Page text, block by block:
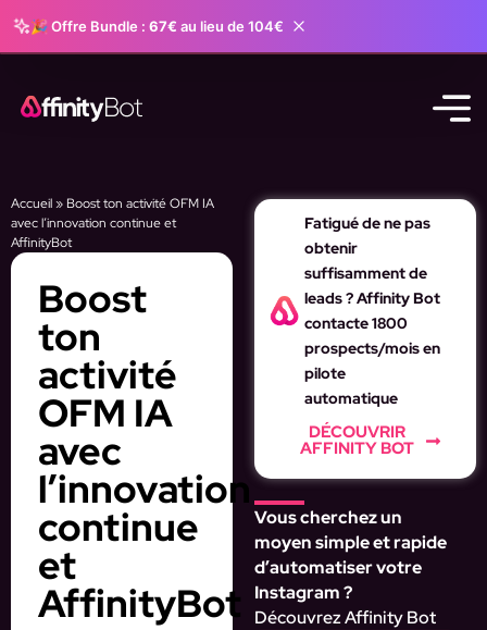
🎉 Offre Bundle : 67€ au lieu de 104€
Accueil» Boost ton activité OFM IA
avec l’innovation continue et
AffinityBot
Boost
ton
activité
OFM IA
avec
l’innovation
continue
et
AffinityBot
Fatigué de ne pas
obtenir
suffisamment de
leads ? Affinity Bot
contacte 1800
prospects/mois en
pilote
automatique
DÉCOUVRIR
AFFINITY BOT
Vous cherchez un
moyen simple et rapide
d’automatiser votre
Instagram ?
Découvrez Affinity Bot